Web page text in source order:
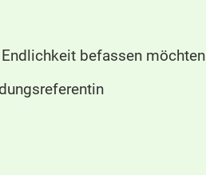
befassen möchten